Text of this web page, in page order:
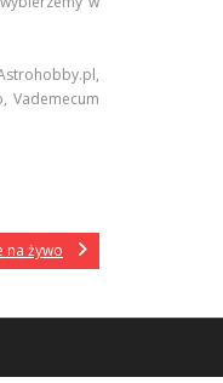
Vademecum
na żywo